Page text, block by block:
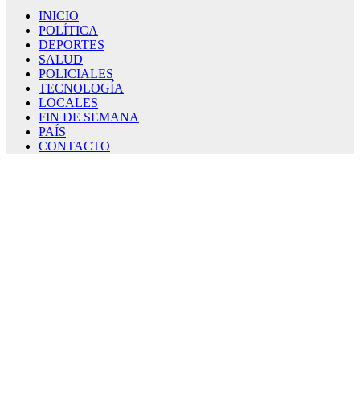
INICIO
POLÍTICA
DEPORTES
SALUD
POLICIALES
TECNOLOGÍA
LOCALES
FIN DE SEMANA
PAÍS
CONTACTO